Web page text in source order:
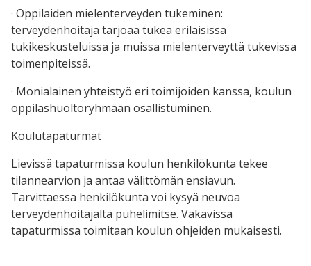
· Oppilaiden mielenterveyden tukeminen:
terveydenhoitaja tarjoaa tukea erilaisissa
tukikeskusteluissa ja muissa mielenterveyttä tukevissa
toimenpiteissä.
· Monialainen yhteistyö eri toimijoiden kanssa, koulun
oppilashuoltoryhmään osallistuminen.
Koulutapaturmat
Lievissä tapaturmissa koulun henkilökunta tekee
tilannearvion ja antaa välittömän ensiavun.
Tarvittaessa henkilökunta voi kysyä neuvoa
terveydenhoitajalta puhelimitse. Vakavissa
tapaturmissa toimitaan koulun ohjeiden mukaisesti.